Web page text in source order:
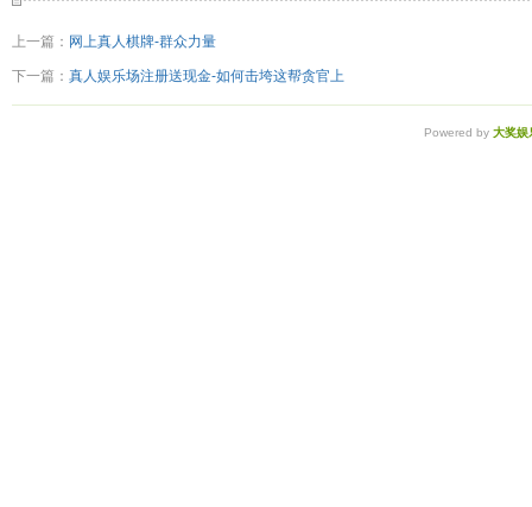
上一篇： 网上真人棋牌-群众力量
下一篇： 真人娱乐场注册送现金-如何击垮这帮贪官上
Powered by 大奖娱